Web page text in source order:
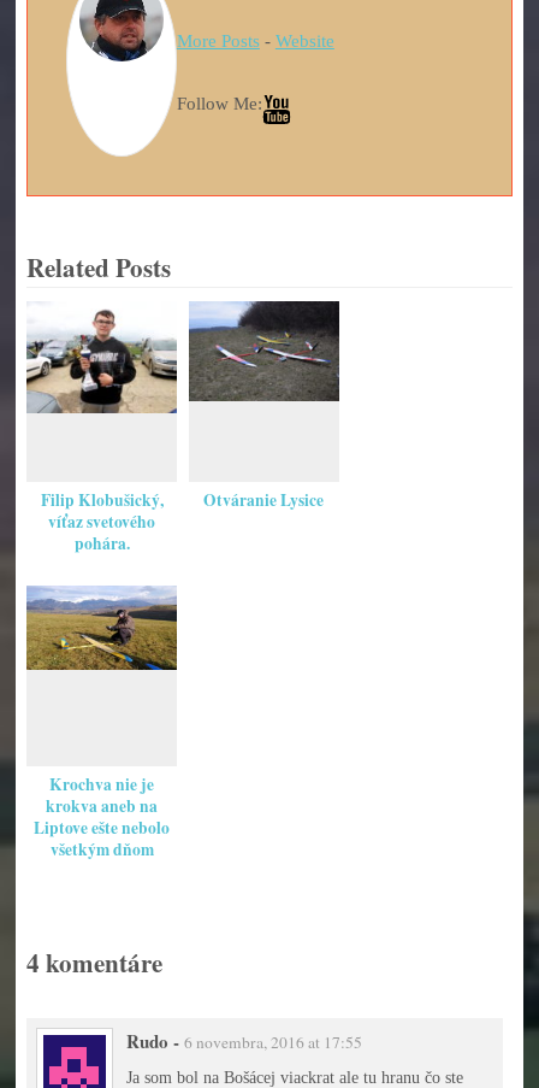
More Posts- Website
Follow Me:
Related Posts
Filip Klobušický,
víťaz svetového
pohára.
Otváranie Lysice
Krochva nie je
krokva aneb na
Liptove ešte nebolo
všetkým dňom
4 komentáre
Rudo - 6 novembra, 2016 at 17:55
Ja som bol na Bošácej viackrat ale tu hranu čo ste